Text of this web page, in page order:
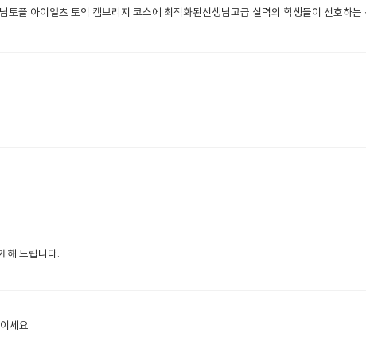
토플 아이엘츠 토익 캠브리지 코스에 최적화된선생님고급 실력의 학생들이 선호하
해 드립니다.